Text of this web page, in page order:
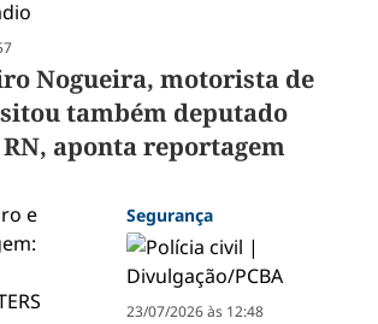
Nogueira, motorista de
também deputado
aponta reportagem
Segurança
23/07/2026 às 12:48